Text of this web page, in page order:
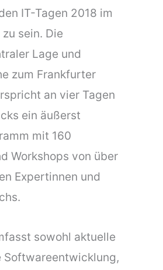
IT-Tagen 2018 im
sein. Die
Lage und
zum Frankfurter
an vier Tagen
ein äußerst
mit 160
Workshops von über
Expertinnen und
sowohl aktuelle
Softwareentwicklung,